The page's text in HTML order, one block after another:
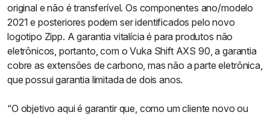
original e não é transferível. Os componentes ano/modelo
2021 e posteriores podem ser identificados pelo novo
logotipo Zipp. A garantia vitalícia é para produtos não
eletrônicos, portanto, com o Vuka Shift AXS 90, a garantia
cobre as extensões de carbono, mas não a parte eletrônica,
que possui garantia limitada de dois anos.
“O objetivo aqui é garantir que, como um cliente novo ou